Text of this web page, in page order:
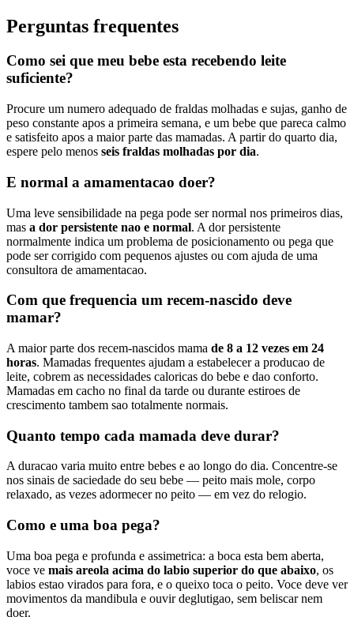
Perguntas frequentes
Como sei que meu bebe esta recebendo leite
suficiente?
Procure um numero adequado de fraldas molhadas e sujas, ganho de
peso constante apos a primeira semana, e um bebe que pareca calmo
e satisfeito apos a maior parte das mamadas. A partir do quarto dia,
espere pelo menos seis fraldas molhadas por dia.
E normal a amamentacao doer?
Uma leve sensibilidade na pega pode ser normal nos primeiros dias,
mas a dor persistente nao e normal. A dor persistente
normalmente indica um problema de posicionamento ou pega que
pode ser corrigido com pequenos ajustes ou com ajuda de uma
consultora de amamentacao.
Com que frequencia um recem-nascido deve
mamar?
A maior parte dos recem-nascidos mama de 8 a 12 vezes em 24
horas. Mamadas frequentes ajudam a estabelecer a producao de
leite, cobrem as necessidades caloricas do bebe e dao conforto.
Mamadas em cacho no final da tarde ou durante estiroes de
crescimento tambem sao totalmente normais.
Quanto tempo cada mamada deve durar?
A duracao varia muito entre bebes e ao longo do dia. Concentre-se
nos sinais de saciedade do seu bebe — peito mais mole, corpo
relaxado, as vezes adormecer no peito — em vez do relogio.
Como e uma boa pega?
Uma boa pega e profunda e assimetrica: a boca esta bem aberta,
voce ve mais areola acima do labio superior do que abaixo, os
labios estao virados para fora, e o queixo toca o peito. Voce deve ver
movimentos da mandibula e ouvir deglutigao, sem beliscar nem
doer.